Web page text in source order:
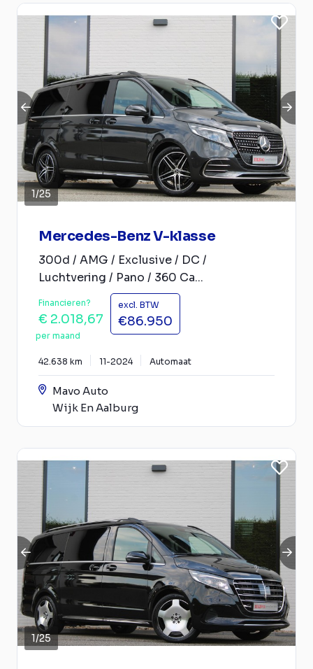
1/25
Mercedes-Benz V-klasse
300d / AMG / Exclusive / DC /
Luchtvering / Pano / 360 Ca...
Financieren?
€ 2.018,67
per maand
excl. BTW
€86.950
42.638 km 11-2024 Automaat
Mavo Auto
Wijk En Aalburg
1/25